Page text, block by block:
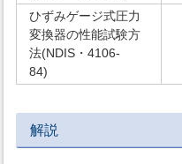
ひずみゲージ式圧力
変換器の性能試験方
法(NDIS・4106-
84)
解説